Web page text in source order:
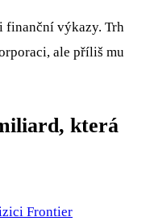
finanční výkazy. Trh
ale příliš mu
která
Frontier